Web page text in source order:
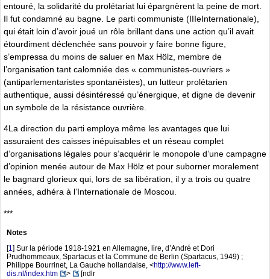
entouré, la solidarité du prolétariat lui épargnèrent la peine de mort.
Il fut condamné au bagne. Le parti communiste (IIIeInternationale),
qui était loin d’avoir joué un rôle brillant dans une action qu’il avait
étourdiment déclenchée sans pouvoir y faire bonne figure,
s’empressa du moins de saluer en Max Hölz, membre de
l’organisation tant calomniée des « communistes-ouvriers »
(antiparlementaristes spontanéistes), un lutteur prolétarien
authentique, aussi désintéressé qu’énergique, et digne de devenir
un ­symbole de la résistance ouvrière.
4La direction du parti employa même les avantages que lui
assuraient des caisses inépuisables et un réseau complet
d’organisations légales pour s’acquérir le monopole d’une campagne
d’opinion menée autour de Max Hölz et pour suborner moralement
le bagnard glorieux qui, lors de sa libération, il y a trois ou quatre
années, adhéra à l’Internationale de Moscou.
***
Notes
[1] Sur la période 1918-1921 en Allemagne, lire, d’André et Dori
Prudhommeaux, Spartacus et la Commune de Berlin (Spartacus, 1949) ;
Philippe Bourrinet, La Gauche hollandaise, <http://www.left-
dis.nl/index.htm
>
[ndlr